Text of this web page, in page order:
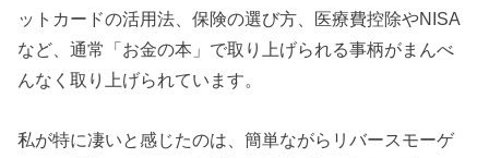
ットカードの活用法、保険の選び方、医療費控除やNISA
など、通常「お金の本」で取り上げられる事柄がまんべ
んなく取り上げられています。
私が特に凄いと感じたのは、簡単ながらリバースモーゲ